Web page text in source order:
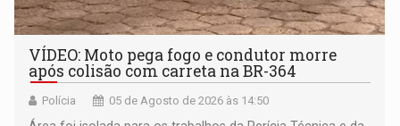
VÍDEO: Moto pega fogo e condutor morre
após colisão com carreta na BR-364
Polícia 05 de Agosto de 2026 às 14:50